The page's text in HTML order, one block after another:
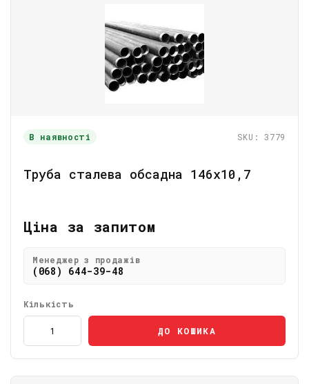
В наявності SKU: 3779
Труба сталева обсадна 146х10,7
Ціна за запитом
Менеджер з продажів
(068) 644-39-48
Кількість
ДО КОШИКА